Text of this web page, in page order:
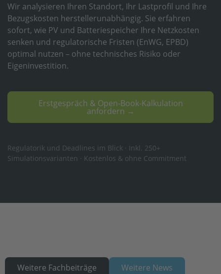
Wir analysieren Ihren Standort, Ihr Lastprofil und Ihre
Bezugskosten herstellerunabhängig. Sie erfahren
sofort, wie PV und Batteriespeicher Ihre Netzkosten
senken und regulatorische Fristen (EnWG, EPBD)
optimal nutzen – ohne technisches Risiko oder
Eigeninvestition.
Erstgespräch & Open-Book-Kalkulation
anfordern →
Regulatorik und Deadlines im Blick · Inkl. 250+
Simulationsvarianten · Kostenlos & ohne Commitment
Weitere Fachbeiträge Weitere News